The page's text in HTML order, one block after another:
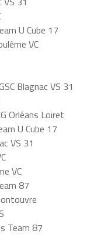
U Cube 17
VC
Blagnac VS 31
Orléans Loiret
U Cube 17
VS 31
VC
87
Team 87